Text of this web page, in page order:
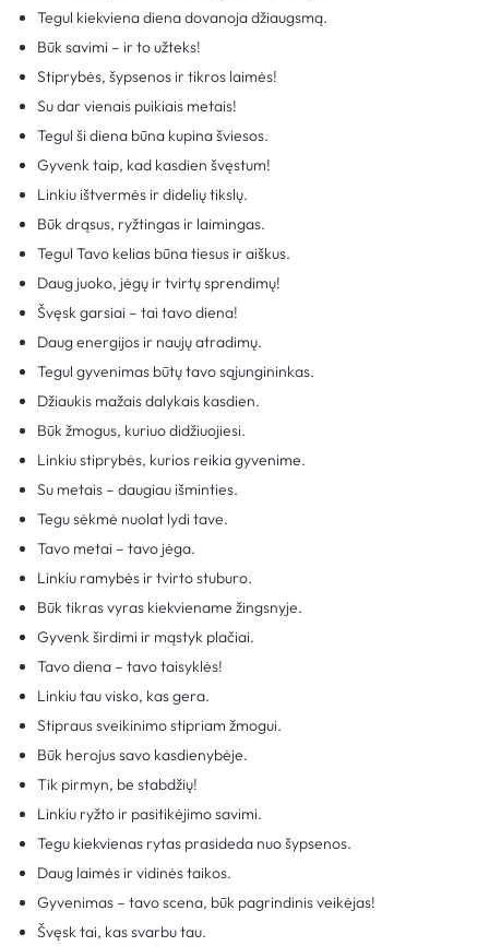
Tegul kiekviena diena dovanoja džiaugsmą.
Būk savimi – ir to užteks!
Stiprybės, šypsenos ir tikros laimės!
Su dar vienais puikiais metais!
Tegul ši diena būna kupina šviesos.
Gyvenk taip, kad kasdien švęstum!
Linkiu ištvermės ir didelių tikslų.
Būk drąsus, ryžtingas ir laimingas.
Tegul Tavo kelias būna tiesus ir aiškus.
Daug juoko, jėgų ir tvirtų sprendimų!
Švęsk garsiai – tai tavo diena!
Daug energijos ir naujų atradimų.
Tegul gyvenimas būtų tavo sąjungininkas.
Džiaukis mažais dalykais kasdien.
Būk žmogus, kuriuo didžiuojiesi.
Linkiu stiprybės, kurios reikia gyvenime.
Su metais – daugiau išminties.
Tegu sėkmė nuolat lydi tave.
Tavo metai – tavo jėga.
Linkiu ramybės ir tvirto stuburo.
Būk tikras vyras kiekviename žingsnyje.
Gyvenk širdimi ir mąstyk plačiai.
Tavo diena – tavo taisyklės!
Linkiu tau visko, kas gera.
Stipraus sveikinimo stipriam žmogui.
Būk herojus savo kasdienybėje.
Tik pirmyn, be stabdžių!
Linkiu ryžto ir pasitikėjimo savimi.
Tegu kiekvienas rytas prasideda nuo šypsenos.
Daug laimės ir vidinės taikos.
Gyvenimas – tavo scena, būk pagrindinis veikėjas!
Švęsk tai, kas svarbu tau.